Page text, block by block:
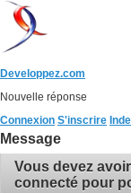
Developpez.com
Nouvelle réponse
Connexion S'inscrire
Message
Vous devez
connecté pour